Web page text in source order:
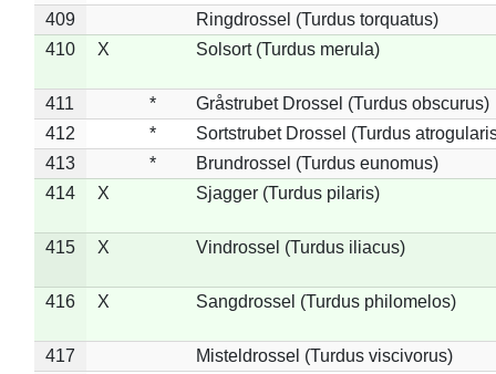
409
Ringdrossel (Turdus torquatus)
410
X Solsort (Turdus merula)
411 *
Gråstrubet Drossel (Turdus obscurus)
412
*
Sortstrubet Drossel (Turdus
413
*
Brundrossel (Turdus eunomus)
414
X Sjagger (Turdus pilaris)
415 X Vindrossel (Turdus iliacus)
416 X Sangdrossel (Turdus philomelos)
417
Misteldrossel (Turdus viscivorus)